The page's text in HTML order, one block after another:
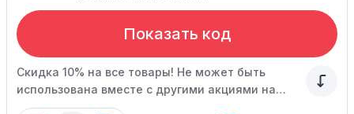
Показать код
Скидка 10% на все товары! Не может быть
использована вместе с другими акциями на
сайте.